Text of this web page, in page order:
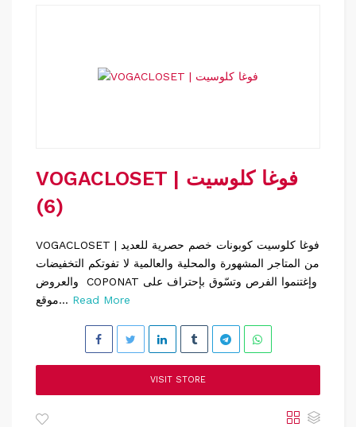
VOGACLOSET | فوغا كلوسيت
(6)
VOGACLOSET | فوغا كلوسيت كوبونات خصم حصرية للعديد
من المتاجر المشهورة والمحلية والعالمية لا تفوتكم التخفيضات
والعروض COPONAT وإغتنموا الفرص وتسّوق بإحتراف على
موقع... Read More
VISIT STORE